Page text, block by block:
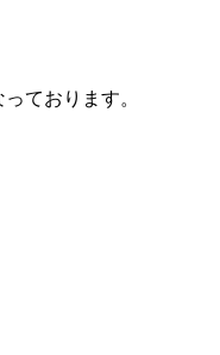
ております。